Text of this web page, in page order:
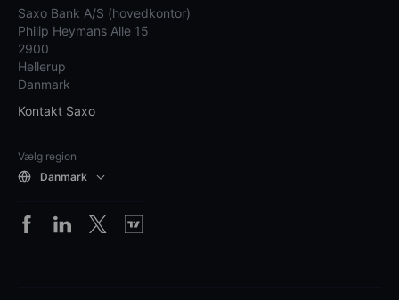
Saxo Bank A/S (hovedkontor)
Philip Heymans Alle 15
2900
Hellerup
Danmark
Kontakt Saxo
Vælg region
Danmark